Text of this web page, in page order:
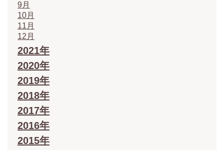
9月
10月
11月
12月
2021年
2020年
2019年
2018年
2017年
2016年
2015年